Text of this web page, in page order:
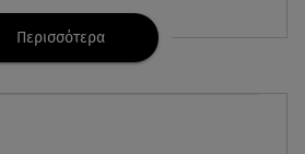
στο διαμέρισμα της
Περισσότερα